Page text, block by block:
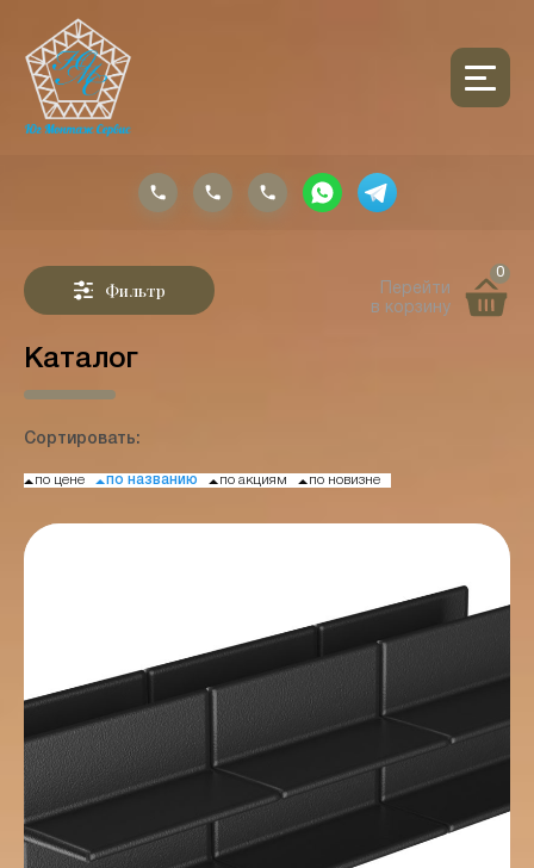
Фильтр
Каталог
Перейти
в корзину
0
Сортировать:
по цене по названию по акциям по новизне